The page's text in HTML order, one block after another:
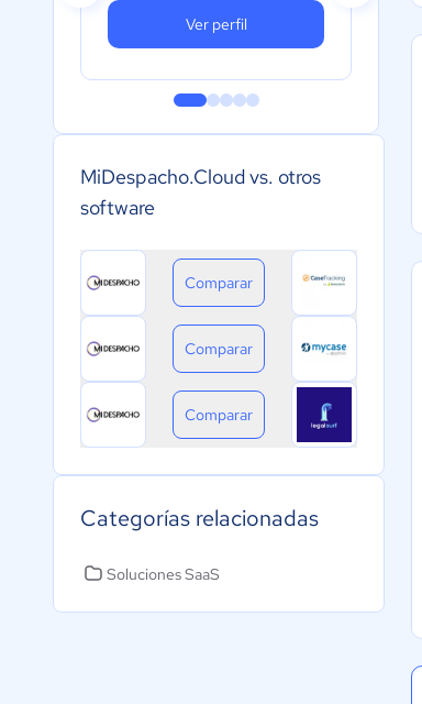
Ver perfil
MiDespacho.Cloud vs. otros
software
Comparar
Comparar
Comparar
Categorías relacionadas
Soluciones SaaS